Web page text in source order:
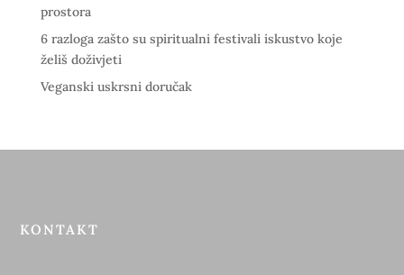
prostora
6 razloga zašto su spiritualni festivali iskustvo koje
želiš doživjeti
Veganski uskrsni doručak
KONTAKT